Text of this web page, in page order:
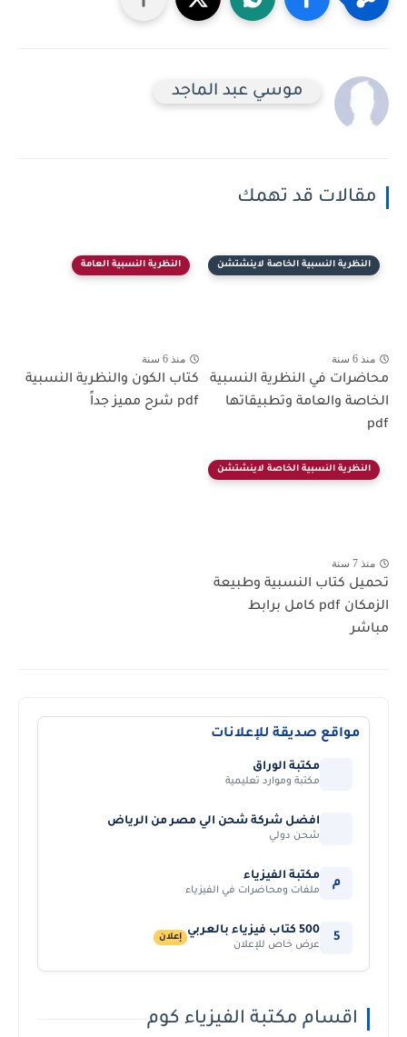
موسي عبد الماجد
مقالات قد تهمك
النظرية النسبية الخاصة لاينشتشن
منذ 6 سنة
محاضرات في النظرية النسبية
الخاصة والعامة وتطبيقاتها
pdf
النظرية النسبية العامة
منذ 6 سنة
كتاب الكون والنظرية النسبية
pdf شرح مميز جداً
النظرية النسبية الخاصة لاينشتشن
منذ 7 سنة
تحميل كتاب النسبية وطبيعة
الزمكان pdf كامل برابط
مباشر
مواقع صديقة للإعلانات
مكتبة الوراق
مكتبة وموارد تعليمية
افضل شركة شحن الي مصر من الرياض
شحن دولي
م مكتبة الفيزياء
ملفات ومحاضرات في الفيزياء
5 500 كتاب فيزياء بالعربي
عرض خاص للإعلان
إعلان
اقسام مكتبة الفيزياء كوم